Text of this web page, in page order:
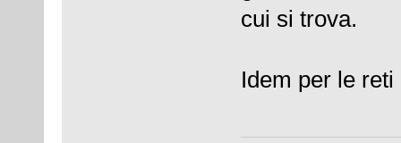
cui si trova.
Idem per le reti